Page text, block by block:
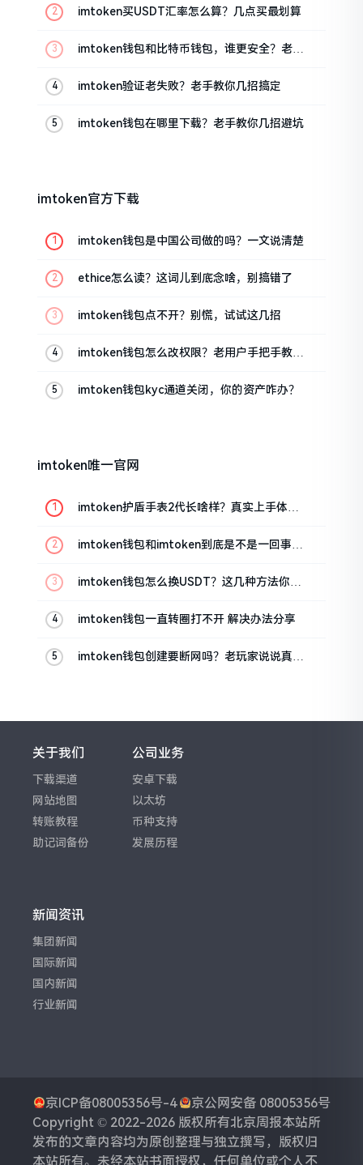
imtoken买USDT汇率怎么算？几点买最划算
imtoken钱包和比特币钱包，谁更安全？老玩
imtoken验证老失败？老手教你几招搞定
imtoken钱包在哪里下载？老手教你几招避坑
imtoken官方下载
imtoken钱包是中国公司做的吗？一文说清楚
ethice怎么读？这词儿到底念啥，别搞错了
imtoken钱包点不开？别慌，试试这几招
imtoken钱包怎么改权限？老用户手把手教你
imtoken钱包kyc通道关闭，你的资产咋办？
imtoken唯一官网
imtoken护盾手表2代长啥样？真实上手体验
imtoken钱包和imtoken到底是不是一回事？
imtoken钱包怎么换USDT？这几种方法你得
imtoken钱包一直转圈打不开 解决办法分享
imtoken钱包创建要断网吗？老玩家说说真实
关于我们
下载渠道
网站地图
转账教程
助记词备份
公司业务
安卓下载
以太坊
币种支持
发展历程
新闻资讯
集团新闻
国际新闻
国内新闻
行业新闻
京ICP备08005356号-4
京公网安备 08005356号
Copyright © 2022-2026 版权所有北京周报本站所
发布的文章内容均为原创整理与独立撰写，版权归
本站所有。未经本站书面授权，任何单位或个人不